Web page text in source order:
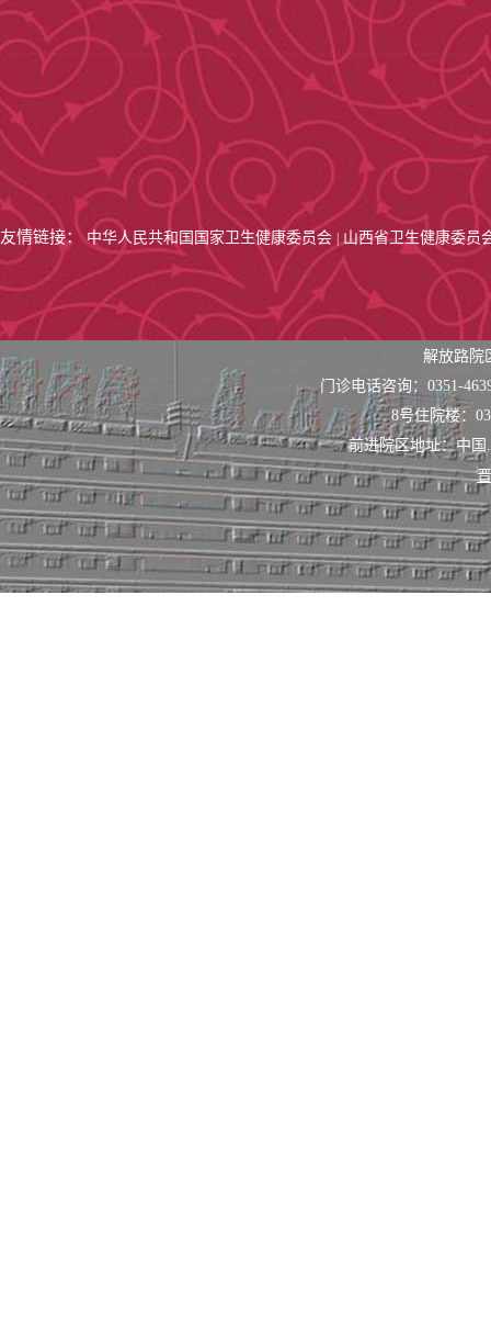
友情链接：中华人民共和国国家卫生健康委员会 山西省卫生健康委员
解放路
门诊电话咨询：0351-
8号住院楼：
前进院区地址：中